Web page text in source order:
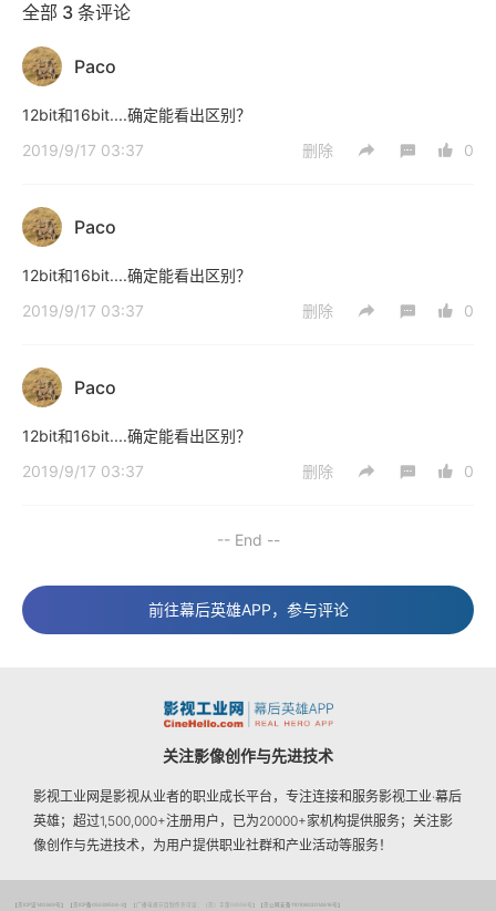
全部 3 条评论
Paco
12bit和16bit....确定能看出区别？
2019/9/17 03:37
删除 0
Paco
12bit和16bit....确定能看出区别？
2019/9/17 03:37
删除 0
Paco
12bit和16bit....确定能看出区别？
2019/9/17 03:37
删除 0
-- End --
前往幕后英雄APP，参与评论
关注影像创作与先进技术
影视工业网是影视从业者的职业成长平台，专注连接和服务影视工业·幕后
英雄；超过1,500,000+注册用户，已为20000+家机构提供服务；关注影
像创作与先进技术，为用户提供职业社群和产业活动等服务！
【京ICP证140369号】 【京ICP备05039504-3】 【广播电视节目制作许可证：（京）字第03556号】 【京公网安备11010802014616号】